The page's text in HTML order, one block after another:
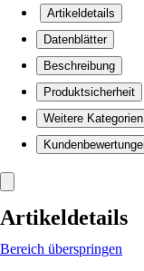
Artikeldetails
Datenblätter
Beschreibung
Produktsicherheit
Weitere Kategorien
Artikeldetails
Bereich überspringen